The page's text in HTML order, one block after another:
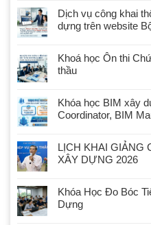
Dịch vụ công khai
dựng trên website
Khoá học Ôn thi
thầu
Khóa học BIM xây
Coordinator, BIM
LỊCH KHAI GIẢNG
XÂY DỰNG 2026
Khóa Học Đo Bóc
Dựng